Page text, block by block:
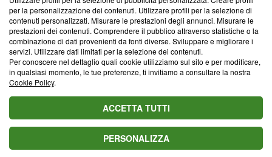
Informativa Privacy
Cookie Policy
Blasting SA, IDI CHE-247.845.224, Via Carlo Frasca, 3 - 6900
Lugano (Svizzera) Tel:+39 0690258937
© 2026 Blasting News
per la personalizzazione dei contenuti. Utilizzare profili per la selezione di
contenuti personalizzati. Misurare le prestazioni degli annunci. Misurare le
prestazioni dei contenuti. Comprendere il pubblico attraverso statistiche o la
combinazione di dati provenienti da fonti diverse. Sviluppare e migliorare i
servizi. Utilizzare dati limitati per la selezione dei contenuti.
Per conoscere nel dettaglio quali cookie utilizziamo sul sito e per modificare,
in qualsiasi momento, le tue preferenze, ti invitiamo a consultare la nostra
Cookie Policy.
ACCETTA TUTTI
PERSONALIZZA